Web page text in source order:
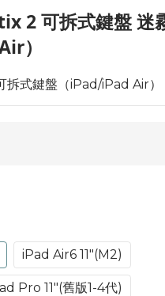
2 可拆式鍵盤 迷
）
式鍵盤（iPad/iPad Air）
iPad Air6 11″(M2)
Pro 11″(舊版1-4代)